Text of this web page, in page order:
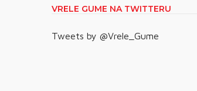
VRELE GUME NA TWITTERU
Tweets by @Vrele_Gume